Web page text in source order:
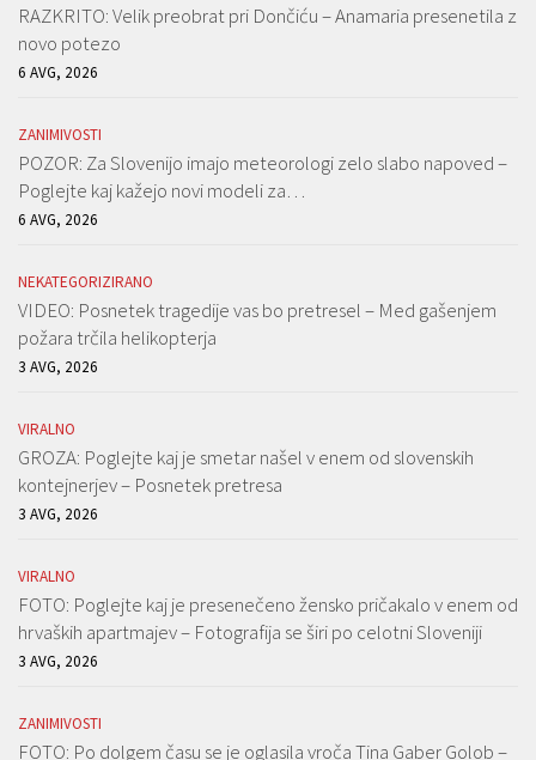
RAZKRITO: Velik preobrat pri Dončiću – Anamaria presenetila z
novo potezo
6 AVG, 2026
ZANIMIVOSTI
POZOR: Za Slovenijo imajo meteorologi zelo slabo napoved –
Poglejte kaj kažejo novi modeli za…
6 AVG, 2026
NEKATEGORIZIRANO
VIDEO: Posnetek tragedije vas bo pretresel – Med gašenjem
požara trčila helikopterja
3 AVG, 2026
VIRALNO
GROZA: Poglejte kaj je smetar našel v enem od slovenskih
kontejnerjev – Posnetek pretresa
3 AVG, 2026
VIRALNO
FOTO: Poglejte kaj je presenečeno žensko pričakalo v enem od
hrvaških apartmajev – Fotografija se širi po celotni Sloveniji
3 AVG, 2026
ZANIMIVOSTI
FOTO: Po dolgem času se je oglasila vroča Tina Gaber Golob –